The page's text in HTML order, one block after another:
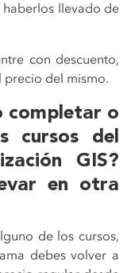
haberlos llevado de
con descuento,
precio del mismo.
completar o
cursos del
GIS?
en otra
de los cursos,
debes volver a